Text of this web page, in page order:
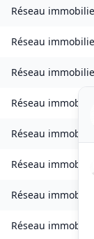
Réseau
Réseau
Réseau
Réseau
Réseau
Réseau
Réseau
Réseau